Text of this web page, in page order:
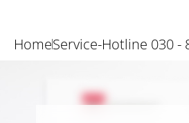
HomeService-Hotline 030 -